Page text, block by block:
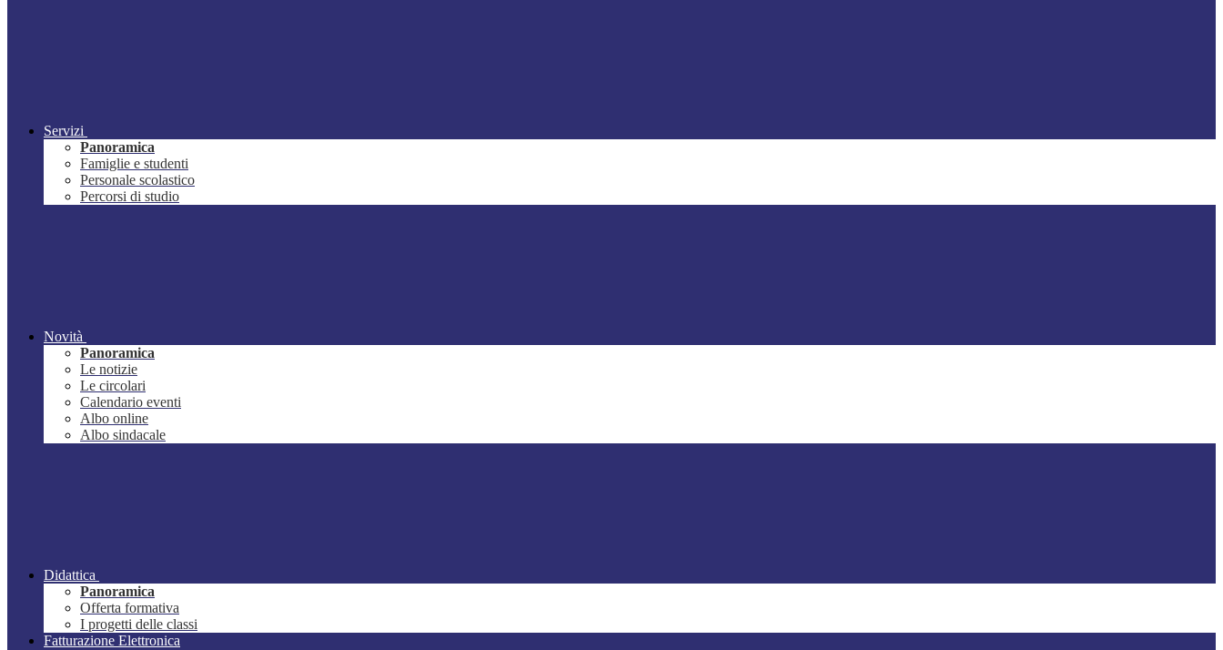
Servizi
Panoramica
Famiglie e studenti
Personale scolastico
Percorsi di studio
Novità
Panoramica
Le notizie
Le circolari
Calendario eventi
Albo online
Albo sindacale
Didattica
Panoramica
Offerta formativa
I progetti delle classi
Fatturazione Elettronica